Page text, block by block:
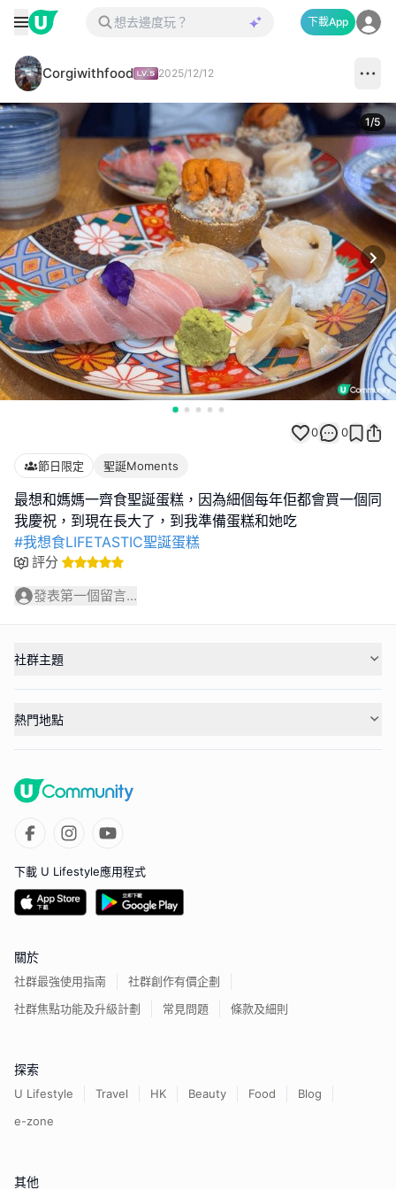
下載App
Corgiwithfood 2025/12/12
1/5
0 0
節日限定 聖誕Moments
最想和媽媽一齊食聖誕蛋糕，因為細個每年佢都會買一個同
#我想食LIFETASTIC聖誕蛋糕
評分
發表第一個留言...
社群主題
熱門地點
下載 U Lifestyle應用程式
關於
社群最強使用指南
社群創作有價企劃
社群焦點功能及升級計劃
常見問題 條款及細則
探索
U Lifestyle Travel HK Beauty Food
Blog
e-zone
其他